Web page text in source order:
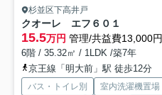
杉並区下高井戸
クオーレ エフ ６０１
15.5万円 管理/共益費13,000円
6階 / 35.32㎡ / 1LDK /築7年
京王線「明大前」駅 徒歩12分
バス・トイレ別 室内洗濯機置場